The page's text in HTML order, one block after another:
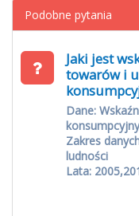
Podobne pytania
Jaki jest
towarów i
Dane:
Zakres
ludności
Lata: